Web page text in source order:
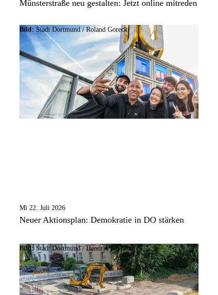
Münsterstraße neu gestalten: Jetzt online mitreden
Bild: Stadt Dortmund / Roland Gorecki
Mi 22. Juli 2026
Neuer Aktionsplan: Demokratie in DO stärken
Bild:Stadt Dortmund /Hendrik Konietzny